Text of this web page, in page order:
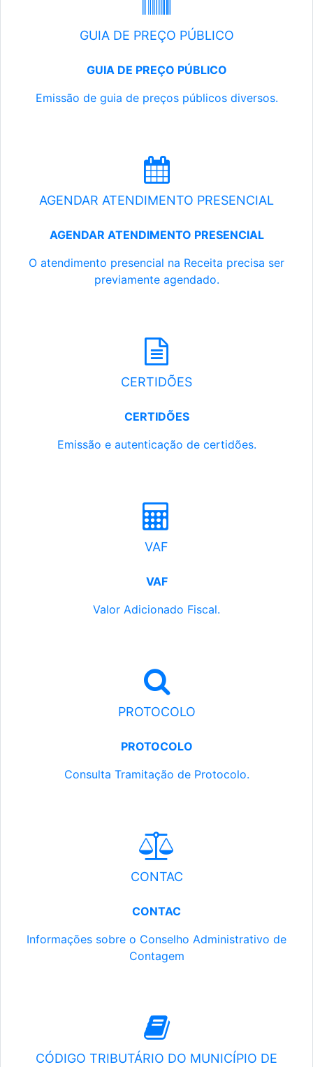
GUIA DE PREÇO PÚBLICO
GUIA DE PREÇO PÚBLICO
Emissão de guia de preços públicos diversos.
AGENDAR ATENDIMENTO PRESENCIAL
AGENDAR ATENDIMENTO PRESENCIAL
O atendimento presencial na Receita precisa ser
previamente agendado.
CERTIDÕES
CERTIDÕES
Emissão e autenticação de certidões.
VAF
VAF
Valor Adicionado Fiscal.
PROTOCOLO
PROTOCOLO
Consulta Tramitação de Protocolo.
CONTAC
CONTAC
Informações sobre o Conselho Administrativo de
Contagem
CÓDIGO TRIBUTÁRIO DO MUNICÍPIO DE